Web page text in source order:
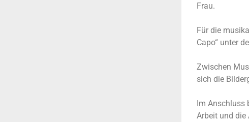
Frau.
Für die
Capo“ unter
Zwischen
sich die
Im Anschluss
Arbeit und die